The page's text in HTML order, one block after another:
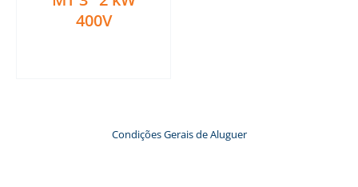
400V
Condições Gerais de Aluguer